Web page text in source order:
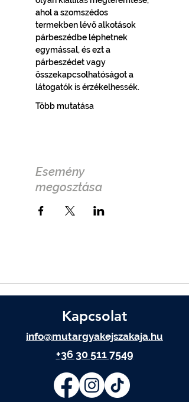
ahol a szomszédos
termekben lévő alkotások
párbeszédbe léphetnek
egymással, és ezt a
párbeszédet vagy
összekapcsolhatóságot a
látogatók is érzékelhessék.
Több mutatása
Esemény
megosztása
Kapcsolat
info@mutargyakejszakaja.hu
+36 30 511 7549